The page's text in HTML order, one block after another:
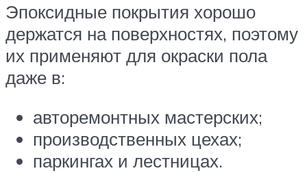
Эпоксидные покрытия хорошо
держатся на поверхностях, поэтому
их применяют для окраски пола
даже в:
авторемонтных мастерских;
производственных цехах;
паркингах и лестницах.